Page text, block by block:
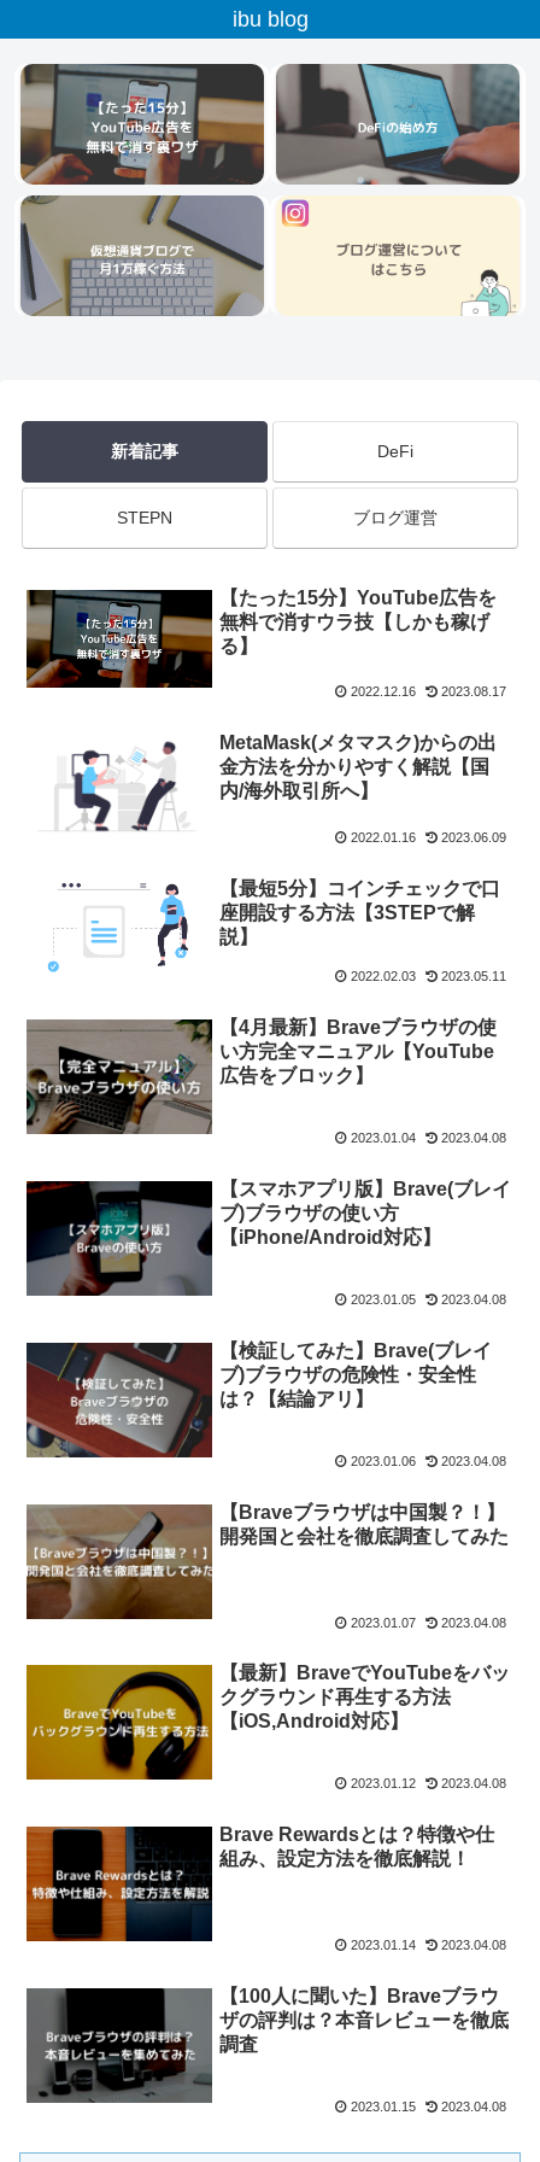
ibu blog
新着記事 DeFi
STEPN ブログ運営
【たった15分】YouTube広告を
無料で消すウラ技【しかも稼げ
る】
2022.12.16 2023.08.17
MetaMask(メタマスク)からの出
金方法を分かりやすく解説【国
内/海外取引所へ】
2022.01.16 2023.06.09
【最短5分】コインチェックで口
座開設する方法【3STEPで解
説】
2022.02.03 2023.05.11
【4月最新】Braveブラウザの使
い方完全マニュアル【YouTube
広告をブロック】
2023.01.04 2023.04.08
【スマホアプリ版】Brave(ブレイ
ブ)ブラウザの使い方
【iPhone/Android対応】
2023.01.05 2023.04.08
【検証してみた】Brave(ブレイ
ブ)ブラウザの危険性・安全性
は？【結論アリ】
2023.01.06 2023.04.08
【Braveブラウザは中国製？！】
開発国と会社を徹底調査してみた
2023.01.07 2023.04.08
【最新】BraveでYouTubeをバッ
クグラウンド再生する方法
【iOS,Android対応】
2023.01.12 2023.04.08
Brave Rewardsとは？特徴や仕
組み、設定方法を徹底解説！
2023.01.14 2023.04.08
【100人に聞いた】Braveブラウ
ザの評判は？本音レビューを徹底
調査
2023.01.15 2023.04.08